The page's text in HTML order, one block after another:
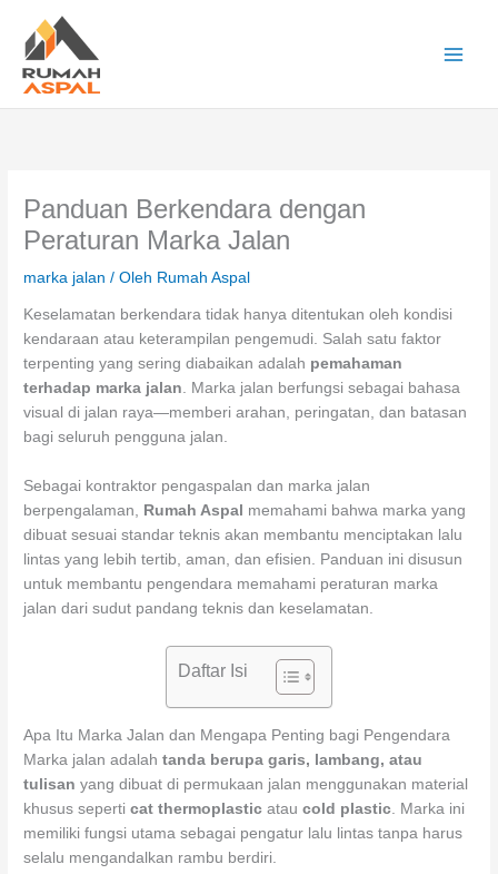
konten
Panduan Berkendara dengan
Peraturan Marka Jalan
marka jalan / Oleh Rumah Aspal
Keselamatan berkendara tidak hanya ditentukan oleh kondisi
kendaraan atau keterampilan pengemudi. Salah satu faktor
terpenting yang sering diabaikan adalah pemahaman
terhadap marka jalan. Marka jalan berfungsi sebagai bahasa
visual di jalan raya—memberi arahan, peringatan, dan batasan
bagi seluruh pengguna jalan.
Sebagai kontraktor pengaspalan dan marka jalan
berpengalaman, Rumah Aspal memahami bahwa marka yang
dibuat sesuai standar teknis akan membantu menciptakan lalu
lintas yang lebih tertib, aman, dan efisien. Panduan ini disusun
untuk membantu pengendara memahami peraturan marka
jalan dari sudut pandang teknis dan keselamatan.
Daftar Isi
Apa Itu Marka Jalan dan Mengapa Penting bagi Pengendara
Marka jalan adalahtanda berupa garis, lambang, atau
tulisan yang dibuat di permukaan jalan menggunakan material
khusus seperticat thermoplastic ataucold plastic . Marka ini
memiliki fungsi utama sebagai pengatur lalu lintas tanpa harus
selalu mengandalkan rambu berdiri.